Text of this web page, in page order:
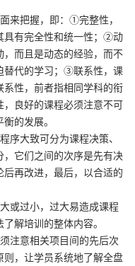
把握，即：①完整性，
具有完全性和统一性；②动
而且是动态的经验，而不
替代的学习；③联系性，课
性，前者指相同学科的衔
良好的课程必须注意不可
的发展。
大致可分为课程决策、
它们之间的次序是先有决
再改进，最后，以合适的
过小，过大易造成课程
解培训的整体内容。
意相关项目间的先后次
，让学员系统地了解全盘